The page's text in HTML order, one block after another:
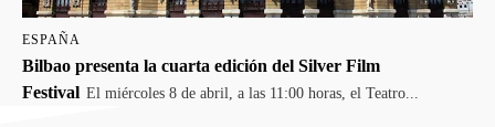
ESPAÑA
Bilbao presenta la cuarta edición del Silver Film
Festival El miércoles 8 de abril, a las 11:00 horas, el Teatro...